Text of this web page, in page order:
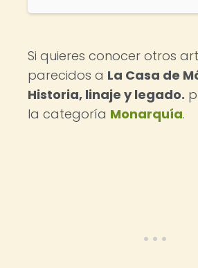
Si quieres conocer otros
parecidos a La Casa de
Historia, linaje y legado.
la categoría Monarquía.